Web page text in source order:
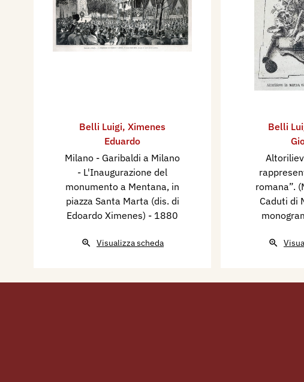
Belli Luigi, Ximenes
Eduardo
Milano - Garibaldi a Milano
- L'Inaugurazione del
monumento a Mentana, in
piazza Santa Marta (dis. di
Edoardo Ximenes) - 1880
Visualizza scheda
Belli
romana”.​
Caduti di